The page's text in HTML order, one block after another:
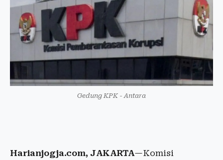
Gedung KPK - Antara
Harianjogja.com, JAKARTA—Komisi